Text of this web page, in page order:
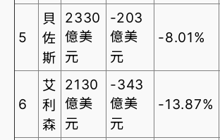
5
貝
佐
斯
2330
億美
元
-203
億美
元
-8.01%
6
艾
利
森
2130
億美
元
-343
億美
元
-13.87%